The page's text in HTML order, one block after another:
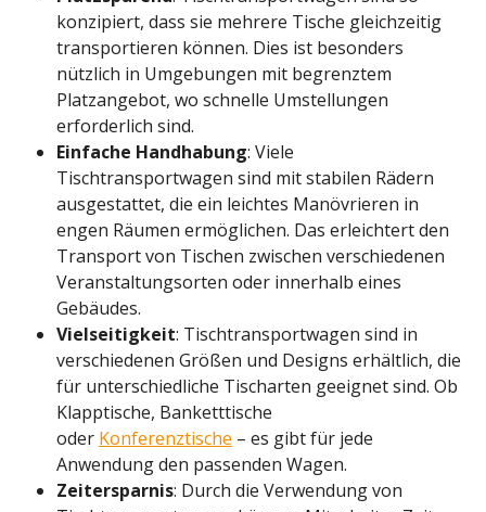
konzipiert, dass sie mehrere Tische gleichzeitig
transportieren können. Dies ist besonders
nützlich in Umgebungen mit begrenztem
Platzangebot, wo schnelle Umstellungen
erforderlich sind.
Einfache Handhabung: Viele
Tischtransportwagen sind mit stabilen Rädern
ausgestattet, die ein leichtes Manövrieren in
engen Räumen ermöglichen. Das erleichtert den
Transport von Tischen zwischen verschiedenen
Veranstaltungsorten oder innerhalb eines
Gebäudes.
Vielseitigkeit: Tischtransportwagen sind in
verschiedenen Größen und Designs erhältlich, die
für unterschiedliche Tischarten geeignet sind. Ob
Klapptische, Banketttische
oder Konferenztische – es gibt für jede
Anwendung den passenden Wagen.
Zeitersparnis: Durch die Verwendung von